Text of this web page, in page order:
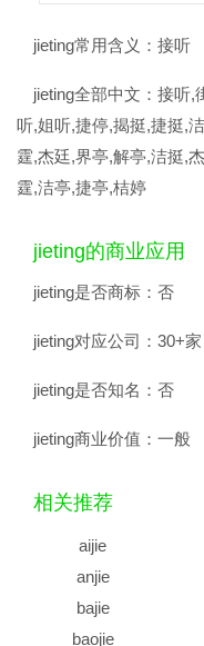
jieting常用含义： 接听
jieting全部中文： 接听,
听,姐听,捷停,揭挺,捷挺,
霆,杰廷,界亭,解亭,洁挺,
霆,洁亭,捷亭,桔婷
jieting的商业应用
jieting是否商标： 否
jieting对应公司： 30+家
jieting是否知名： 否
jieting商业价值： 一般
相关推荐
aijie
anjie
bajie
baojie